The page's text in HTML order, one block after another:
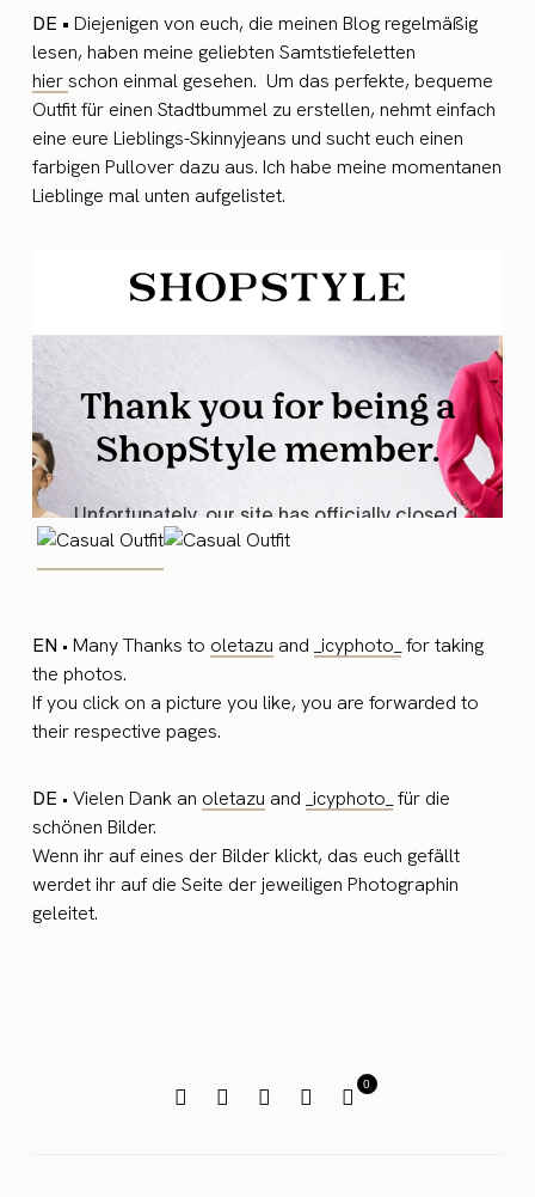
DE •Diejenigen von euch, die meinen Blog regelmäßig
lesen, haben meine geliebten Samtstiefeletten
hierschon einmal gesehen. Um das perfekte, bequeme
Outfit für einen Stadtbummel zu erstellen, nehmt einfach
eine eure Lieblings-Skinnyjeans und sucht euch einen
farbigen Pullover dazu aus. Ich habe meine momentanen
Lieblinge mal unten aufgelistet.
EN • Many Thanks to oletazu and _icyphoto_ for taking
the photos.
If you click on a picture you like, you are forwarded to
their respective pages.
DE • Vielen Dank an oletazu and _icyphoto_ für die
schönen Bilder.
Wenn ihr auf eines der Bilder klickt, das euch gefällt
werdet ihr auf die Seite der jeweiligen Photographin
geleitet.
0